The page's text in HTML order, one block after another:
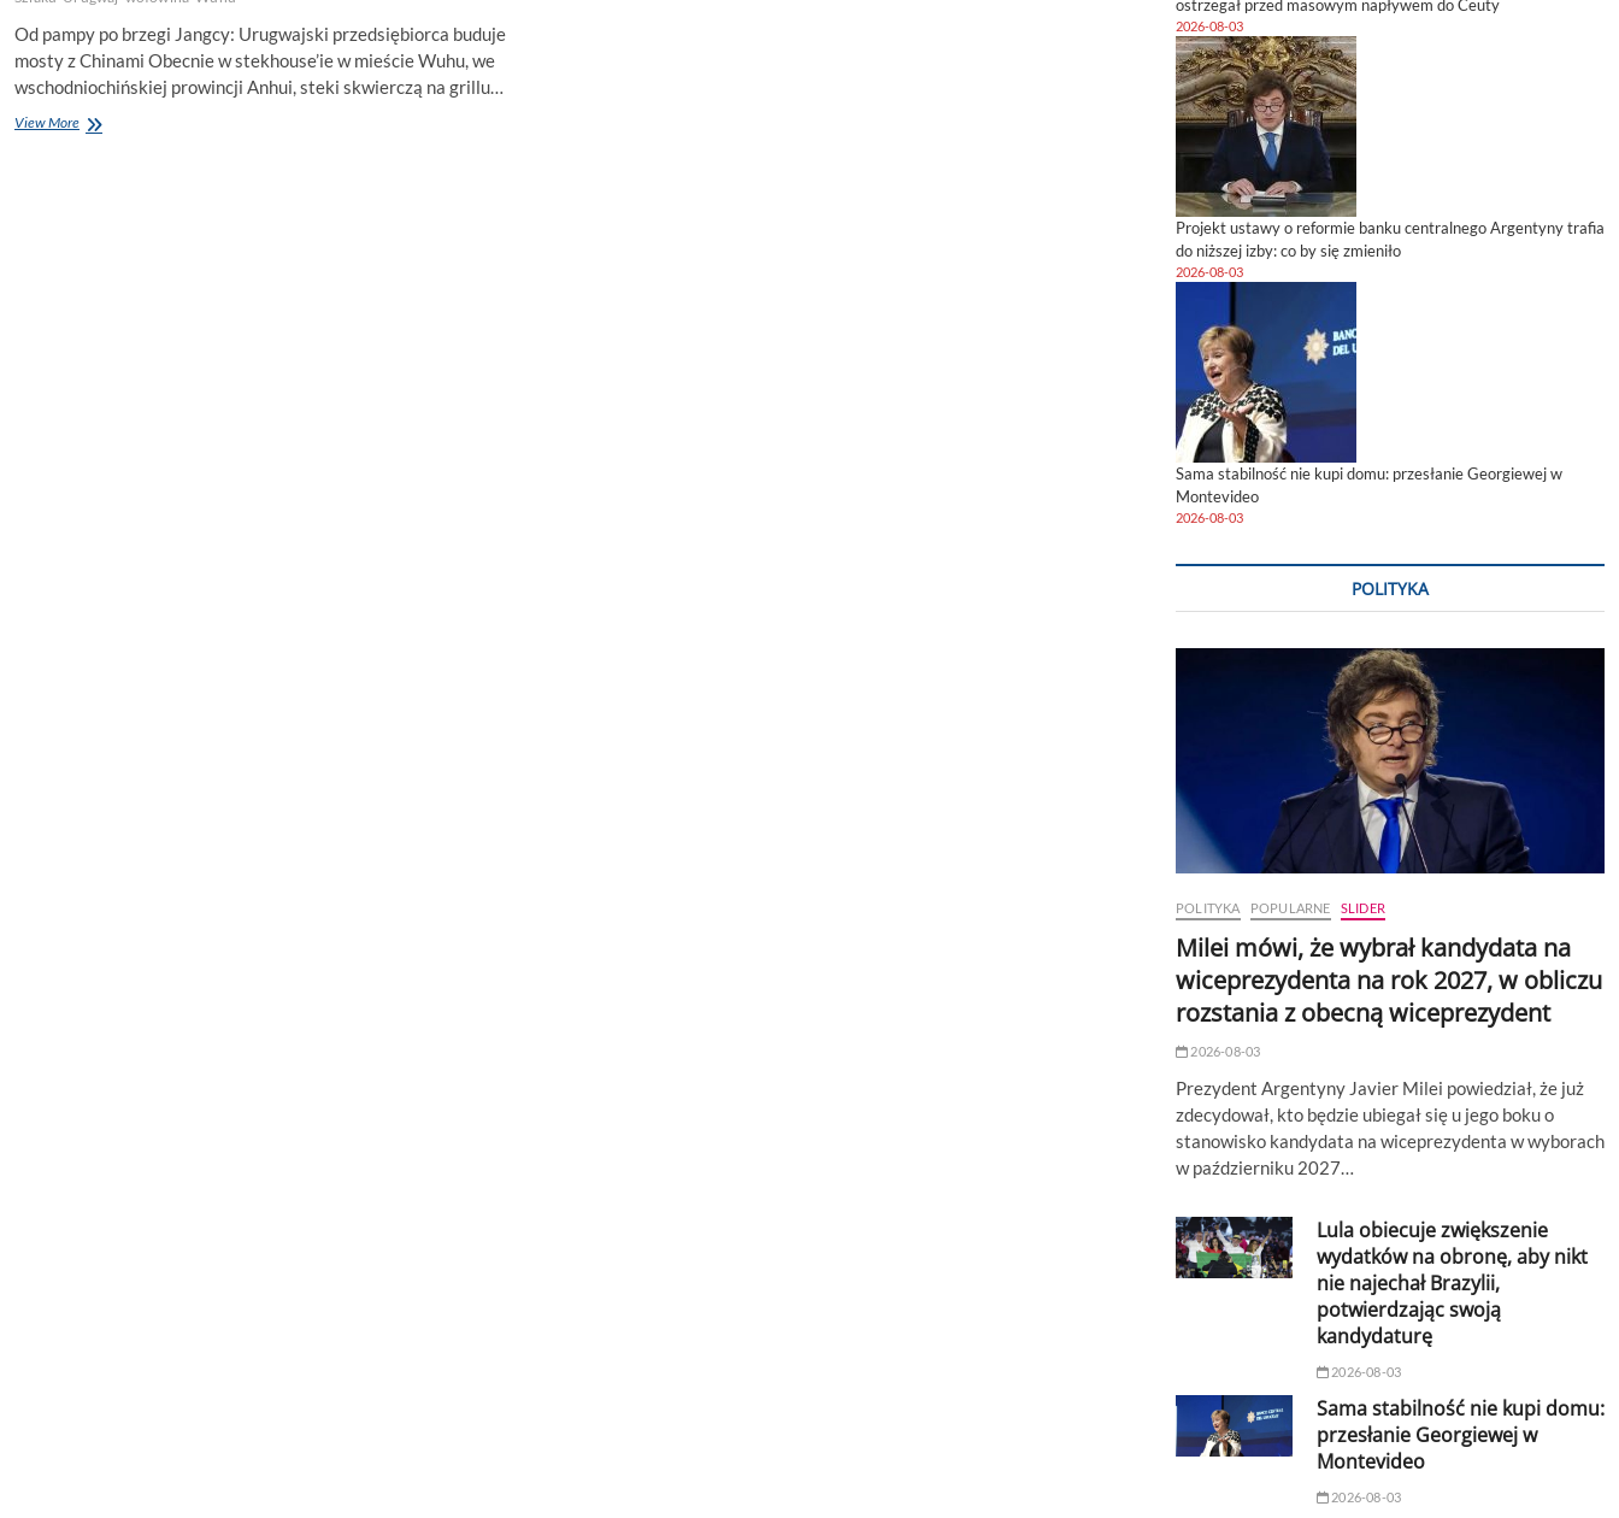
Od pampy po brzegi Jangcy: Urugwajski przedsiębiorca buduje
mosty z Chinami Obecnie w stekhouse’ie w mieście Wuhu, we
wschodniochińskiej prowincji Anhui, steki skwierczą na grillu…
View MoreUrugwajski
ostrzegał przed masowym napływem do Ceuty
2026-08-03
Projekt ustawy o reformie banku centralnego Argentyny trafia
do niższej izby: co by się zmieniło
2026-08-03
Sama stabilność nie kupi domu: przesłanie Georgiewej w
Montevideo
2026-08-03
POLITYKA
POLITYKA POPULARNE SLIDER
Milei mówi, że wybrał kandydata na
wiceprezydenta na rok 2027, w obliczu
rozstania z obecną wiceprezydent
2026-08-03
Prezydent Argentyny Javier Milei powiedział, że już
zdecydował, kto będzie ubiegał się u jego boku o
stanowisko kandydata na wiceprezydenta w wyborach
w październiku 2027…
Lula obiecuje zwiększenie
wydatków na obronę, aby nikt
nie najechał Brazylii,
potwierdzając swoją
kandydaturę
2026-08-03
Sama stabilność nie kupi domu:
przesłanie Georgiewej w
Montevideo
2026-08-03